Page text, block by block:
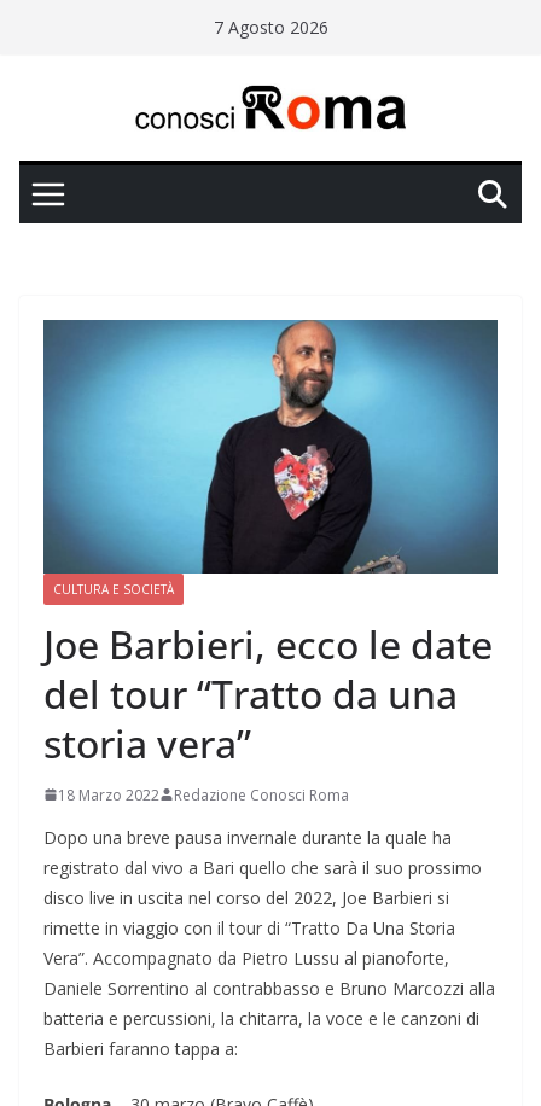
7 Agosto 2026
CULTURA E SOCIETÀ
Joe Barbieri, ecco le date
del tour “Tratto da una
storia vera”
18 Marzo 2022 Redazione Conosci Roma
Dopo una breve pausa invernale durante la quale ha
registrato dal vivo a Bari quello che sarà il suo prossimo
disco live in uscita nel corso del 2022, Joe Barbieri si
rimette in viaggio con il tour di “Tratto Da Una Storia
Vera”. Accompagnato da Pietro Lussu al pianoforte,
Daniele Sorrentino al contrabbasso e Bruno Marcozzi alla
batteria e percussioni, la chitarra, la voce e le canzoni di
Barbieri faranno tappa a: